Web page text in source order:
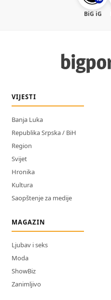
BiG iG
VIJESTI
Banja Luka
Republika Srpska / BiH
Region
Svijet
Hronika
Kultura
Saopštenje za medije
MAGAZIN
Ljubav i seks
Moda
ShowBiz
Zanimljivo